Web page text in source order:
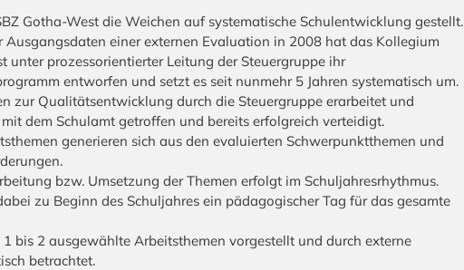
Gotha-West die Weichen auf systematische Schulentwicklung gestellt.
Ausgangsdaten einer externen Evaluation in 2008 hat das Kollegium
unter prozessorientierter Leitung der Steuergruppe ihr
entworfen und setzt es seit nunmehr 5 Jahren systematisch um.
zur Qualitätsentwicklung durch die Steuergruppe erarbeitet und
dem Schulamt getroffen und bereits erfolgreich verteidigt.
generieren sich aus den evaluierten Schwerpunktthemen und
bzw. Umsetzung der Themen erfolgt im Schuljahresrhythmus.
zu Beginn des Schuljahres ein pädagogischer Tag für das gesamte
bis 2 ausgewählte Arbeitsthemen vorgestellt und durch externe
betrachtet.